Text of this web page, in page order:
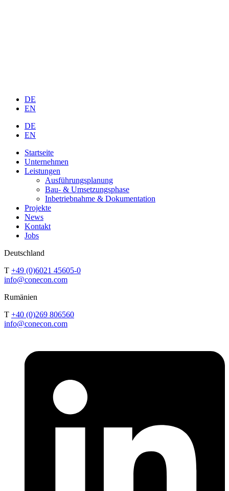
DE
EN
DE
EN
Startseite
Unternehmen
Leistungen
Ausführungsplanung
Bau- & Umsetzungsphase
Inbetriebnahme & Dokumentation
Projekte
News
Kontakt
Jobs
Deutschland
T +49 (0)6021 45605-0
info@conecon.com
Rumänien
T +40 (0)269 806560
info@conecon.com